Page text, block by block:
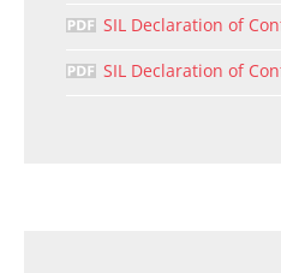
SIL Declaration of
SIL Declaration of